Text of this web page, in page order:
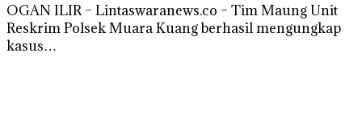
OGAN ILIR – Lintaswaranews.co – Tim Maung Unit
Reskrim Polsek Muara Kuang berhasil mengungkap
kasus…